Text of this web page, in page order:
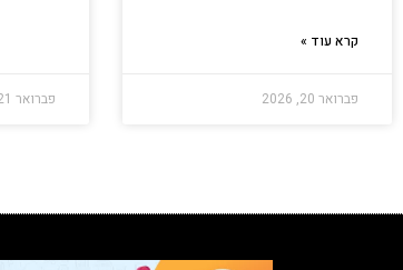
קרא עוד »
פברואר 20, 2026 פברואר 21, 2025